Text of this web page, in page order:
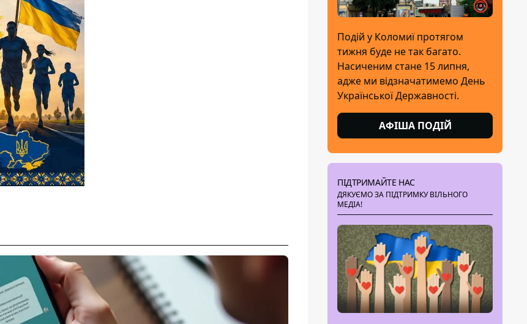
Подій у Коломиї протягом
тижня буде не так багато.
Насиченим стане 15 липня,
адже ми відзначатимемо День
Української Державності.
АФІША ПОДІЙ
ПІДТРИМАЙТЕ НАС
ДЯКУЄМО ЗА ПІДТРИМКУ ВІЛЬНОГО
МЕДІА!